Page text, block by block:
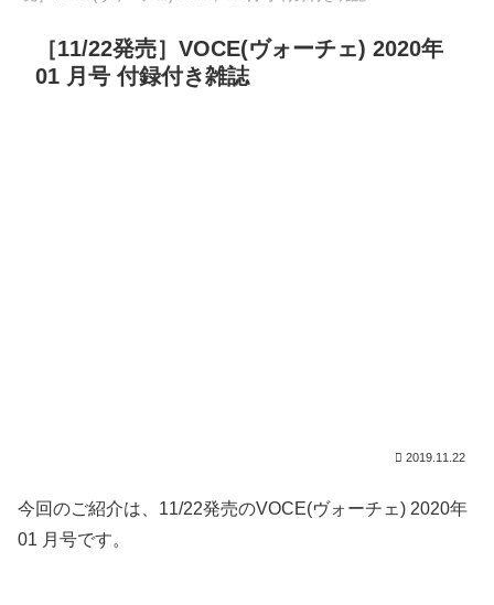
［11/22発売］VOCE(ヴォーチェ) 2020年
01 月号 付録付き雑誌
2019.11.22
今回のご紹介は、11/22発売のVOCE(ヴォーチェ) 2020年
01 月号です。